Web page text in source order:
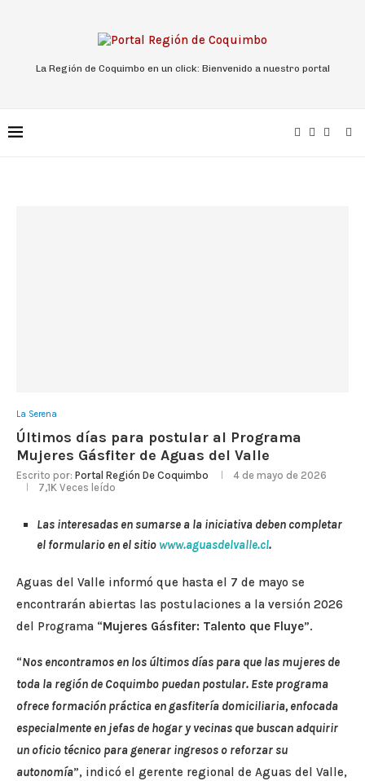
La Región de Coquimbo en un click: Bienvenido a nuestro portal
La Serena
Últimos días para postular al Programa
Mujeres Gásfiter de Aguas del Valle
Escrito por: Portal Región De Coquimbo
4 de mayo de 2026
7,1K Veces leído
Las interesadas en sumarse a la iniciativa deben completar
el formulario en el sitio www.aguasdelvalle.cl.
Aguas del Valle informó que hasta el 7 de mayo se
encontrarán abiertas las postulaciones a la versión 2026
del Programa “Mujeres Gásfiter: Talento que Fluye”.
“Nos encontramos en los últimos días para que las mujeres de
toda la región de Coquimbo puedan postular. Este programa
ofrece formación práctica en gasfitería domiciliaria, enfocada
especialmente en jefas de hogar y vecinas que buscan adquirir
un oficio técnico para generar ingresos o reforzar su
autonomía”, indicó el gerente regional de Aguas del Valle,